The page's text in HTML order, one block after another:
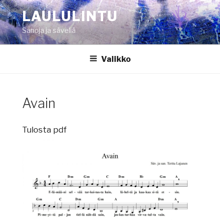
Siirry
sisältöönLAULULINTU
Sanoja ja säveliä
Valikko
Avain
Tulosta pdf